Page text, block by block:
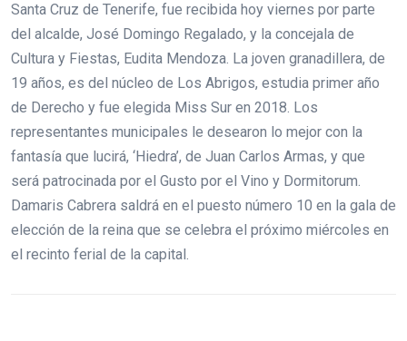
Santa Cruz de Tenerife, fue recibida hoy viernes por parte
del alcalde, José Domingo Regalado, y la concejala de
Cultura y Fiestas, Eudita Mendoza. La joven granadillera, de
19 años, es del núcleo de Los Abrigos, estudia primer año
de Derecho y fue elegida Miss Sur en 2018. Los
representantes municipales le desearon lo mejor con la
fantasía que lucirá, ‘Hiedra’, de Juan Carlos Armas, y que
será patrocinada por el Gusto por el Vino y Dormitorum.
Damaris Cabrera saldrá en el puesto número 10 en la gala de
elección de la reina que se celebra el próximo miércoles en
el recinto ferial de la capital.